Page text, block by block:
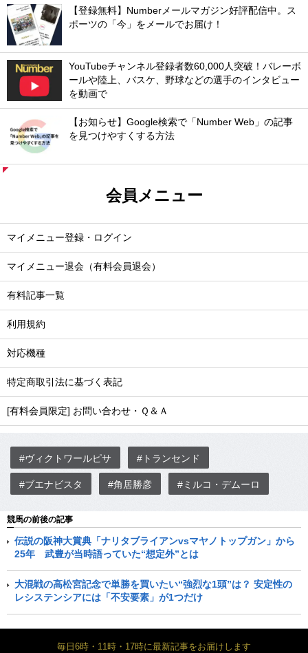
【登録無料】Numberメールマガジン好評配信中。ス
ポーツの「今」をメールでお届け！
YouTubeチャンネル登録者数60,000人突破！バレーボ
ールや陸上、バスケ、野球などの選手のインタビュー
を動画で
【お知らせ】Google検索で「Number Web」の記事
を見つけやすくする方法
会員メニュー
マイメニュー登録・ログイン
マイメニュー退会（有料会員退会）
有料記事一覧
利用規約
対応機種
特定商取引法に基づく表記
[有料会員限定] お問い合わせ・Ｑ＆Ａ
#ヴィクトワールピサ #トランセンド
#ブエナビスタ #角居勝彦 #ミルコ・デムーロ
競馬の前後の記事
伝説の阪神大賞典「ナリタブライアンvsマヤノトップガン」から
25年 武豊が当時語っていた“想定外”とは
大混戦の高松宮記念で単勝を買いたい“強烈な1頭”は？ 安定性の
レシステンシアには「不安要素」が1つだけ
毎日6時・11時・17時に最新記事をお届けします